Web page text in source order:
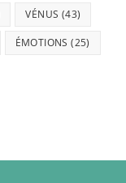
VÉNUS (43)
ÉMOTIONS (25)